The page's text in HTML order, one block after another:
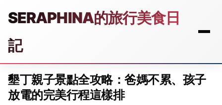
SERAPHINA的旅行美食日
記
墾丁親子景點全攻略：爸媽不累、孩子
放電的完美行程這樣排